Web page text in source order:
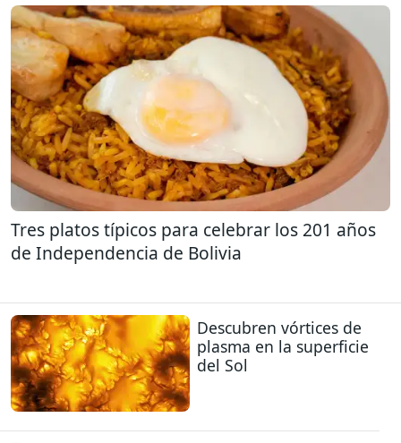
Tres platos típicos para celebrar los 201 años
de Independencia de Bolivia
Descubren vórtices de
plasma en la superficie
del Sol